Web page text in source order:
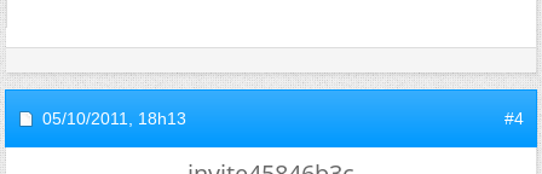
05/10/2011, 18h13 #4